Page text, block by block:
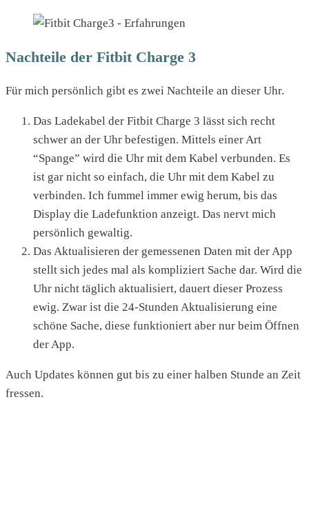
Nachteile der Fitbit Charge 3
Für mich persönlich gibt es zwei Nachteile an dieser Uhr.
Das Ladekabel der Fitbit Charge 3 lässt sich recht
schwer an der Uhr befestigen. Mittels einer Art
“Spange” wird die Uhr mit dem Kabel verbunden. Es
ist gar nicht so einfach, die Uhr mit dem Kabel zu
verbinden. Ich fummel immer ewig herum, bis das
Display die Ladefunktion anzeigt. Das nervt mich
persönlich gewaltig.
Das Aktualisieren der gemessenen Daten mit der App
stellt sich jedes mal als kompliziert Sache dar. Wird die
Uhr nicht täglich aktualisiert, dauert dieser Prozess
ewig. Zwar ist die 24-Stunden Aktualisierung eine
schöne Sache, diese funktioniert aber nur beim Öffnen
der App.
Auch Updates können gut bis zu einer halben Stunde an Zeit
fressen.